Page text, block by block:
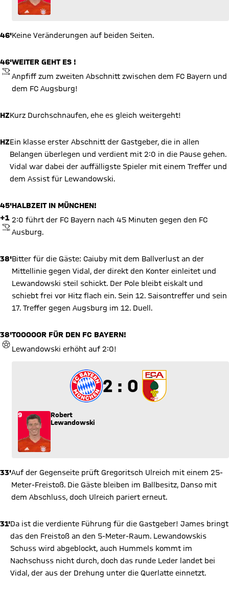
46'Keine Veränderungen auf beiden Seiten.
46'
ANPFIFF
WEITER GEHT ES !
Anpfiff zum zweiten Abschnitt zwischen dem FC Bayern und
dem FC Augsburg!
HZKurz Durchschnaufen, ehe es gleich weitergeht!
HZEin klasse erster Abschnitt der Gastgeber, die in allen
Belangen überlegen und verdient mit 2:0 in die Pause gehen.
Vidal war dabei der auffälligste Spieler mit einem Treffer und
dem Assist für Lewandowski.
45'
+1
ABPFIFF
HALBZEIT IN MÜNCHEN!
2:0 führt der FC Bayern nach 45 Minuten gegen den FC
Ausburg.
38'Bitter für die Gäste: Caiuby mit dem Ballverlust an der
Mittellinie gegen Vidal, der direkt den Konter einleitet und
Lewandowski steil schickt. Der Pole bleibt eiskalt und
schiebt frei vor Hitz flach ein. Sein 12. Saisontreffer und sein
17. Treffer gegen Augsburg im 12. Duell.
38'
TOR
TOOOOOR FÜR DEN FC BAYERN!
Lewandowski erhöht auf 2:0!
2 zu 0
2 : 0
9
Robert
Lewandowski
33'Auf der Gegenseite prüft Gregoritsch Ulreich mit einem 25-
Meter-Freistoß. Die Gäste bleiben im Ballbesitz, Danso mit
dem Abschluss, doch Ulreich pariert erneut.
31'Da ist die verdiente Führung für die Gastgeber! James bringt
das den Freistoß an den 5-Meter-Raum. Lewandowskis
Schuss wird abgeblockt, auch Hummels kommt im
Nachschuss nicht durch, doch das runde Leder landet bei
Vidal, der aus der Drehung unter die Querlatte einnetzt.